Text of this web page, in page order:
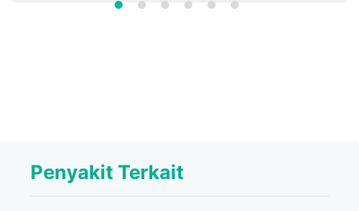
Penyakit Terkait